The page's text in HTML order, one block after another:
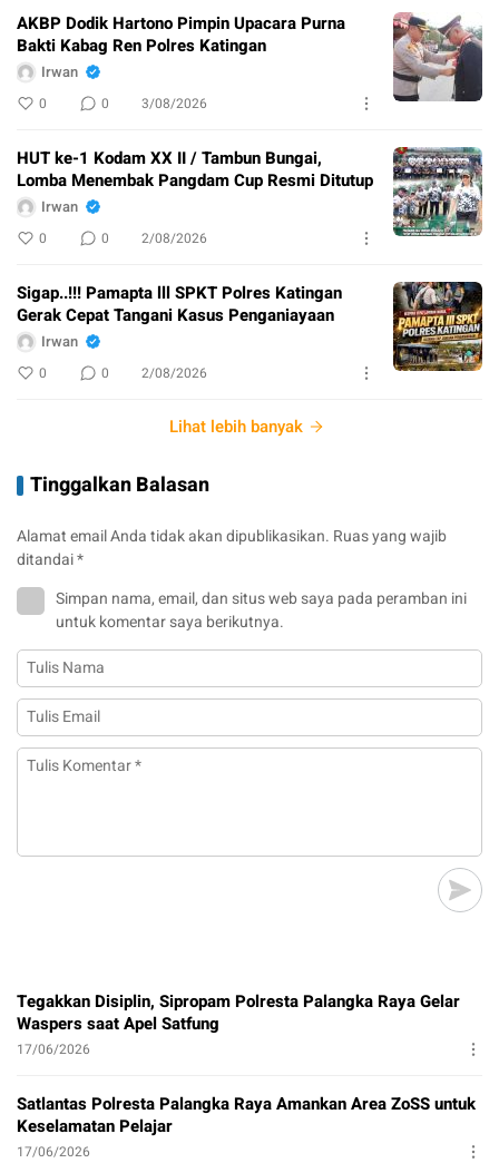
AKBP Dodik Hartono Pimpin Upacara Purna
Bakti Kabag Ren Polres Katingan
Irwan
0 0 3/08/2026
HUT ke-1 Kodam XX II / Tambun Bungai,
Lomba Menembak Pangdam Cup Resmi Ditutup
Irwan
0 0 2/08/2026
Sigap..!!! Pamapta lll SPKT Polres Katingan
Gerak Cepat Tangani Kasus Penganiayaan
Irwan
0 0 2/08/2026
Lihat lebih banyak
Tinggalkan Balasan
Alamat email Anda tidak akan dipublikasikan. Ruas yang wajib
ditandai*
Simpan nama, email, dan situs web saya pada peramban ini
untuk komentar saya berikutnya.
Tegakkan Disiplin, Sipropam Polresta Palangka Raya Gelar
Waspers saat Apel Satfung
17/06/2026
Satlantas Polresta Palangka Raya Amankan Area ZoSS untuk
Keselamatan Pelajar
17/06/2026